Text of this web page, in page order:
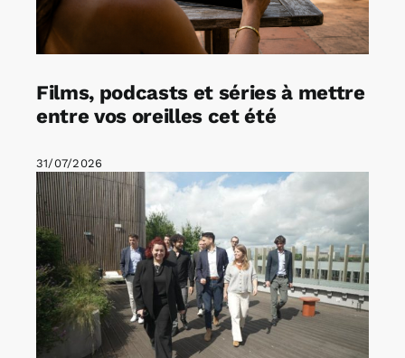
Films, podcasts et séries à mettre
entre vos oreilles cet été
31/07/2026